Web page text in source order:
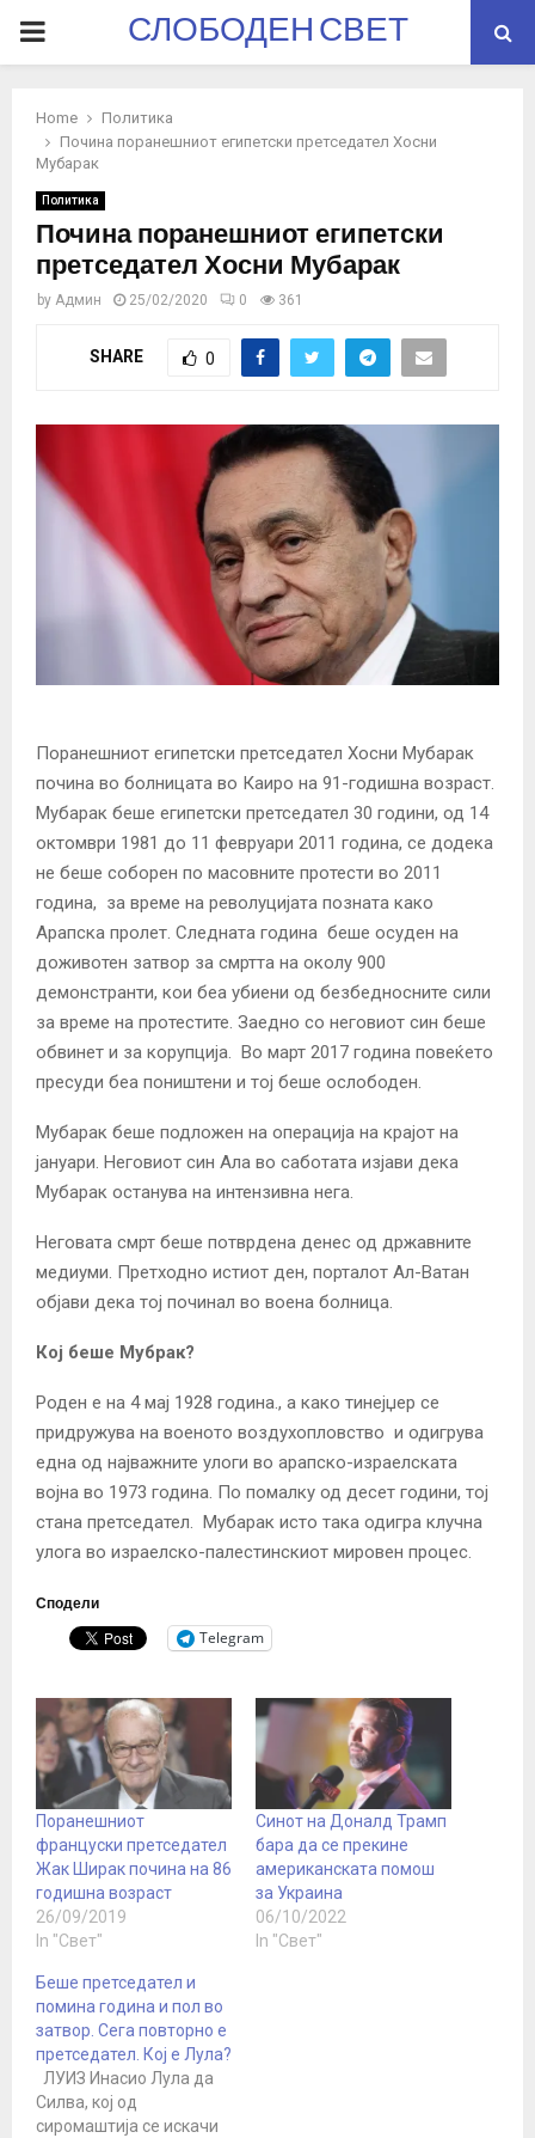
PRIMARYСЛОБОДЕН СВЕТ
Home
Политика
Почина поранешниот египетски претседател Хосни
Мубарак
Политика
Почина поранешниот египетски
претседател Хосни Мубарак
by Админ 25/02/2020 0 361
SHARE 0
Поранешниот египетски претседател Хосни Мубарак
почина во болницата во Каиро на 91-годишна возраст.
Мубарак беше египетски претседател 30 години, од 14
октомври 1981 до 11 февруари 2011 година, се додека
не беше соборен по масовните протести во 2011
година, за време на револуцијата позната како
Арапска пролет. Следната година беше осуден на
доживотен затвор за смртта на околу 900
демонстранти, кои беа убиени од безбедносните сили
за време на протестите. Заедно со неговиот син беше
обвинет и за корупција. Во март 2017 година повеќето
пресуди беа поништени и тој беше ослободен.
Мубарак беше подложен на операција на крајот на
јануари. Неговиот син Ала во саботата изјави дека
Мубарак останува на интензивна нега.
Неговата смрт беше потврдена денес од државните
медиуми. Претходно истиот ден, порталот Ал-Ватан
објави дека тој починал во воена болница.
Кој беше Мубрак?
Роден е на 4 мај 1928 година., а како тинејџер се
придружува на военото воздухопловство и одигрува
една од најважните улоги во арапско-израелската
војна во 1973 година. По помалку од десет години, тој
стана претседател. Мубарак исто така одигра клучна
улога во израелско-палестинскиот мировен процес.
Сподели
Telegram
Поранешниот
француски претседател
Жак Ширак почина на 86
годишна возраст
26/09/2019
In "Свет"
Синот на Доналд Трамп
бара да се прекине
американската помош
за Украина
06/10/2022
In "Свет"
Беше претседател и
помина година и пол во
затвор. Сега повторно е
претседател. Кој е Лула?
ЛУИЗ Инасио Лула да
Силва, кој од
сиромаштија се искачи